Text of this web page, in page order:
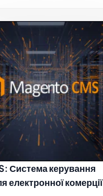
Система керування
електронної комерції